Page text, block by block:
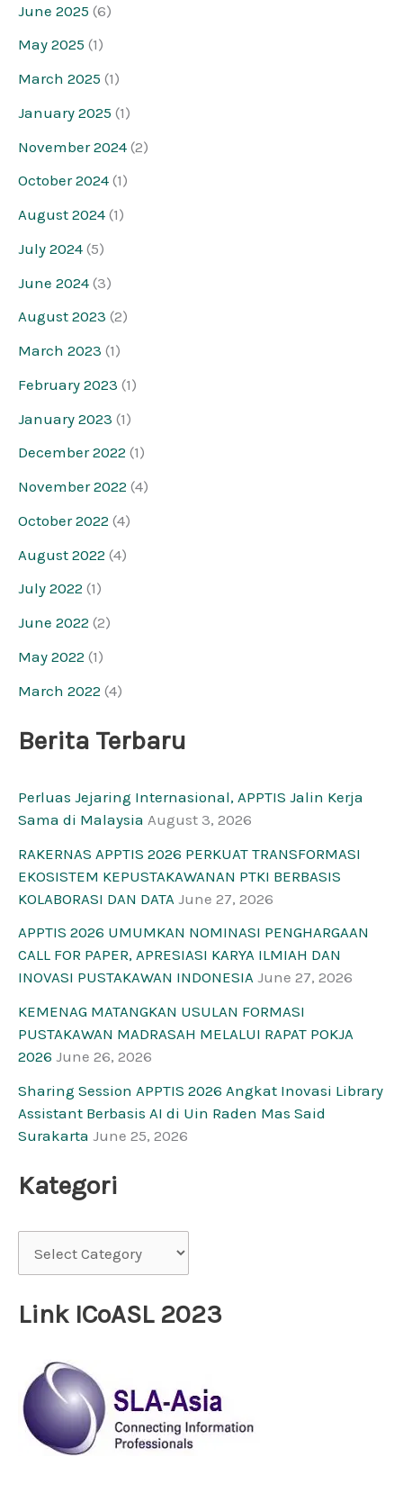
June 2025 (6)
May 2025 (1)
March 2025 (1)
January 2025 (1)
November 2024 (2)
October 2024 (1)
August 2024 (1)
July 2024 (5)
June 2024 (3)
August 2023 (2)
March 2023 (1)
February 2023 (1)
January 2023 (1)
December 2022 (1)
November 2022 (4)
October 2022 (4)
August 2022 (4)
July 2022 (1)
June 2022 (2)
May 2022 (1)
March 2022 (4)
Berita Terbaru
Perluas Jejaring Internasional, APPTIS Jalin Kerja
Sama di Malaysia August 3, 2026
RAKERNAS APPTIS 2026 PERKUAT TRANSFORMASI
EKOSISTEM KEPUSTAKAWANAN PTKI BERBASIS
KOLABORASI DAN DATA June 27, 2026
APPTIS 2026 UMUMKAN NOMINASI PENGHARGAAN
CALL FOR PAPER, APRESIASI KARYA ILMIAH DAN
INOVASI PUSTAKAWAN INDONESIA June 27, 2026
KEMENAG MATANGKAN USULAN FORMASI
PUSTAKAWAN MADRASAH MELALUI RAPAT POKJA
2026 June 26, 2026
Sharing Session APPTIS 2026 Angkat Inovasi Library
Assistant Berbasis AI di Uin Raden Mas Said
Surakarta June 25, 2026
Kategori
Link ICoASL 2023